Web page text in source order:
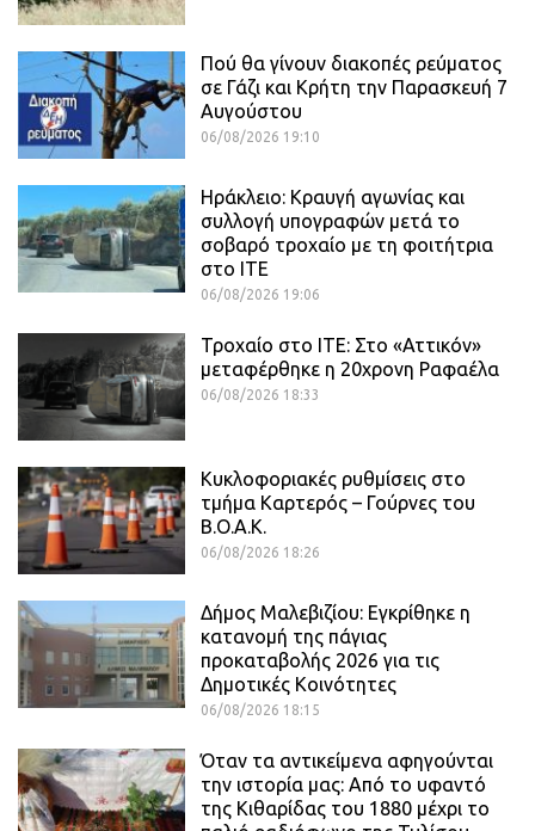
Πού θα γίνουν διακοπές ρεύματος
σε Γάζι και Κρήτη την Παρασκευή 7
Αυγούστου
06/08/2026 19:10
Ηράκλειο: Κραυγή αγωνίας και
συλλογή υπογραφών μετά το
σοβαρό τροχαίο με τη φοιτήτρια
στο ΙΤΕ
06/08/2026 19:06
Τροχαίο στο ΙΤΕ: Στο «Αττικόν»
μεταφέρθηκε η 20χρονη Ραφαέλα
06/08/2026 18:33
Κυκλοφοριακές ρυθμίσεις στο
τμήμα Καρτερός – Γούρνες του
Β.Ο.Α.Κ.
06/08/2026 18:26
Δήμος Μαλεβιζίου: Εγκρίθηκε η
κατανομή της πάγιας
προκαταβολής 2026 για τις
Δημοτικές Κοινότητες
06/08/2026 18:15
Όταν τα αντικείμενα αφηγούνται
την ιστορία μας: Από το υφαντό
της Κιθαρίδας του 1880 μέχρι το